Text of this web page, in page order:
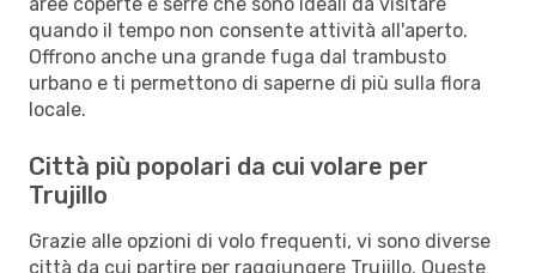
quando il tempo non consente attività all'aperto.
Offrono anche una grande fuga dal trambusto
urbano e ti permettono di saperne di più sulla flora
locale.
Città più popolari da cui volare per
Trujillo
Grazie alle opzioni di volo frequenti, vi sono diverse
città da cui partire per raggiungere Trujillo. Queste